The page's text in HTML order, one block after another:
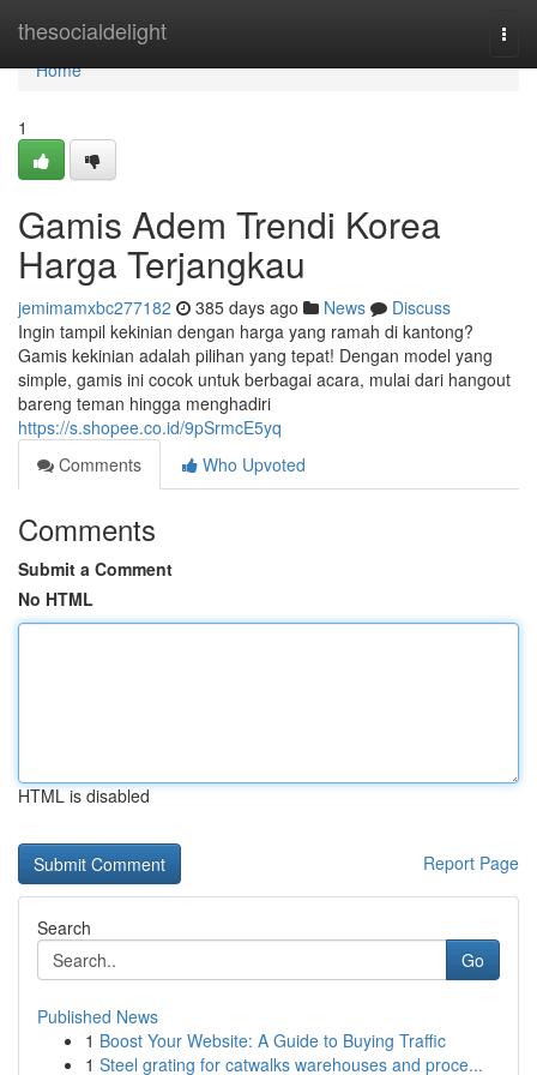
thesocialdelight
Home
Home
1
Gamis Adem Trendi Korea
Harga Terjangkau
jemimamxbc277182 385 days ago News
Discuss
Ingin tampil kekinian dengan harga yang ramah di kantong?
Gamis kekinian adalah pilihan yang tepat! Dengan model yang
simple, gamis ini cocok untuk berbagai acara, mulai dari hangout
bareng teman hingga menghadiri
https://s.shopee.co.id/9pSrmcE5yq
Comments
Who Upvoted
Comments
Submit a Comment
No HTML
HTML is disabled
Report Page
Search
Go
Published News
1 Boost Your Website: A Guide to Buying Traffic
1 Steel grating for catwalks warehouses and proce...